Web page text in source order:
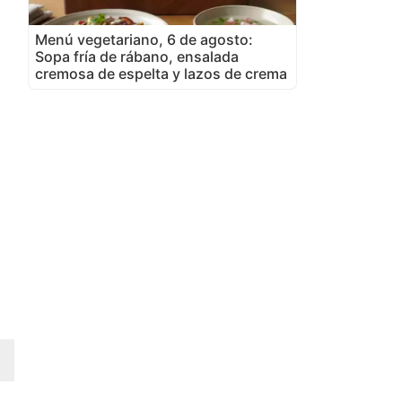
Menú vegetariano, 6 de agosto:
Sopa fría de rábano, ensalada
cremosa de espelta y lazos de crema